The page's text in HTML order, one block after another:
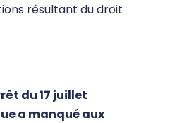
résultant du droit
du 17 juillet
a manqué aux